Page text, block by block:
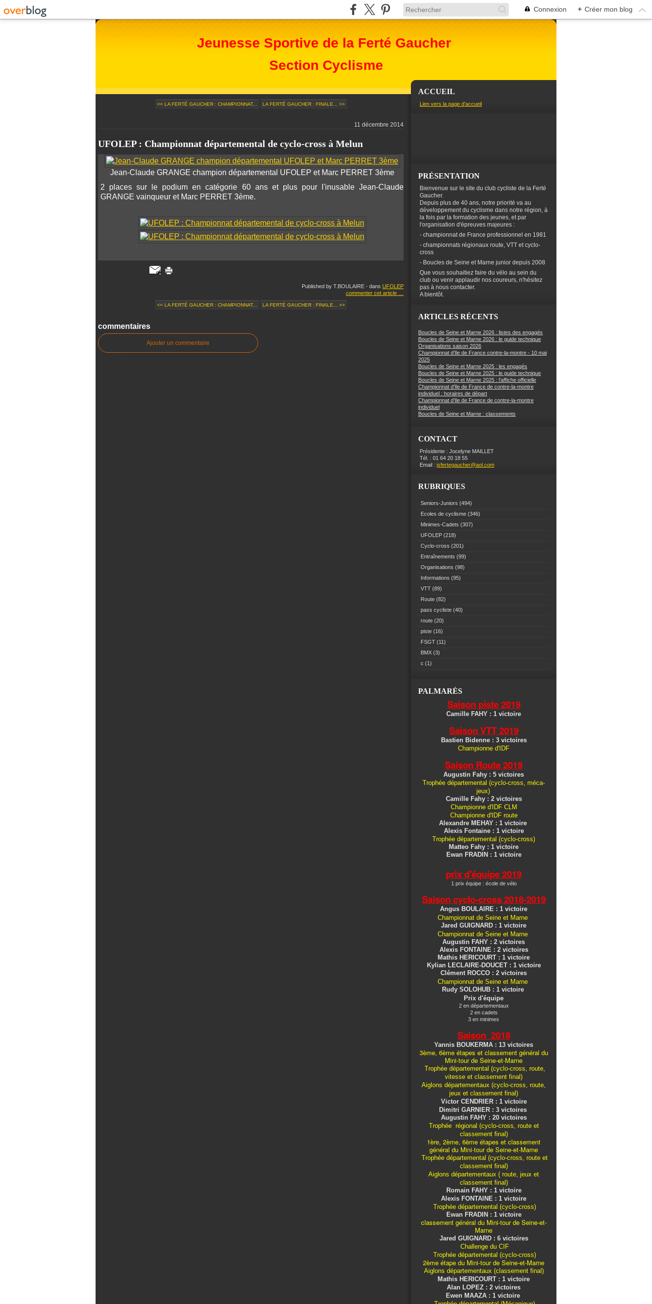
Connexion + Créer mon blog
Jeunesse Sportive de la Ferté Gaucher
Section Cyclisme
<< LA FERTÉ GAUCHER : CHAMPIONNAT... LA FERTÉ GAUCHER : FINALE... >>
11 décembre 2014
UFOLEP : Championnat départemental de cyclo-cross à Melun
Jean-Claude GRANGE champion départemental UFOLEP et Marc PERRET 3ème
2 places sur le podium en catégorie 60 ans et plus pour l'inusable Jean-Claude
GRANGE vainqueur et Marc PERRET 3ème.
Published by T.BOULAIRE - dans UFOLEP
commenter cet article
<< LA FERTÉ GAUCHER : CHAMPIONNAT... LA FERTÉ GAUCHER : FINALE... >>
commentaires
Ajouter un commentaire
ACCUEIL
Lien vers la page d'accueil
PRÉSENTATION
Bienvenue sur le site du club cycliste de la Ferté
Gaucher.
Depuis plus de 40 ans, notre priorité va au
développement du cyclisme dans notre région, à
la fois par la formation des jeunes, et par
l'organisation d'épreuves majeures :
- championnat de France professionnel en 1981
- championnats régionaux route, VTT et cyclo-
cross
- Boucles de Seine et Marne junior depuis 2008
Que vous souhaitiez faire du vélo au sein du
club ou venir applaudir nos coureurs, n'hésitez
pas à nous contacter.
A bientôt.
ARTICLES RÉCENTS
Boucles de Seine et Marne 2026 : listes des engagés
Boucles de Seine et Marne 2026 : le guide technique
Organisations saison 2026
Championnat d’Ile de France contre-la-montre - 10 mai
2025
Boucles de Seine et Marne 2025 : les engagés
Boucles de Seine et Marne 2025 : le guide technique
Boucles de Seine et Marne 2025 : l’affiche officielle
Championnat d’Ile de France de contre-la-montre
individuel : horaires de départ
Championnat d’Ile de France de contre-la-montre
individuel
Boucles de Seine et Marne : classements
CONTACT
Présidente : Jocelyne MAILLET
Tél. : 01 64 20 18 55
Email : jsfertegaucher@aol.com
RUBRIQUES
Seniors-Juniors (494)
Ecoles de cyclisme (346)
Minimes-Cadets (307)
UFOLEP (218)
Cyclo-cross (201)
Entraînements (99)
Organisations (98)
Informations (95)
VTT (89)
Route (82)
pass cycliste (40)
route (20)
piste (16)
FSGT (11)
BMX (3)
c (1)
PALMARÈS
Saison piste 2019
Camille FAHY : 1 victoire
Saison VTT 2019
Bastien Bidenne : 3 victoires
Championne d'IDF
Saison Route 2019
Augustin Fahy : 5 victoires
Trophée départemental (cyclo-cross, méca-
jeux)
Camille Fahy : 2 victoires
Championne d'IDF CLM
Championne d'IDF route
Alexandre MEHAY : 1 victoire
Alexis Fontaine : 1 victoire
Trophée départemental (cyclo-cross)
Matteo Fahy : 1 victoire
Ewan FRADIN : 1 victoire
prix d'équipe 2019
1 prix équipe : école de vélo
Saison cyclo-cross2018-2019
Angus BOULAIRE : 1 victoire
Championnat de Seine et Marne
Jared GUIGNARD : 1 victoire
Championnat de Seine et Marne
Augustin FAHY : 2 victoires
Alexis FONTAINE : 2 victoires
Mathis HERICOURT : 1 victoire
Kylian LECLAIRE-DOUCET : 1 victoire
Clément ROCCO : 2 victoires
Championnat de Seine et Marne
Rudy SOLOHUB : 1 victoire
Prix d'équipe
2 en départementaux
2 en cadets
3 en minimes
Saison 2018
Yannis BOUKERMA : 13 victoires
3ème, 6ème étapes et classement général du
Mini-tour de Seine-et-Marne
Trophée départemental (cyclo-cross, route,
vitesse et classement final)
Aiglons départementaux (cyclo-cross, route,
jeux et classement final)
Victor CENDRIER : 1 victoire
Dimitri GARNIER : 3 victoires
Augustin FAHY : 20 victoires
Trophée régional (cyclo-cross, route et
classement final)
1ère, 2ème, 6ème étapes et classement
général du Mini-tour de Seine-et-Marne
Trophée départemental (cyclo-cross, route et
classement final)
Aiglons départementaux ( route, jeux et
classement final)
Romain FAHY : 1 victoire
Alexis FONTAINE : 1 victoire
Trophée départemental (cyclo-cross)
Ewan FRADIN : 1 victoire
classement général du Mini-tour de Seine-et-
Marne
Jared GUIGNARD : 6 victoires
Challenge du CIF
Trophée départemental (cyclo-cross)
2ème étape du Mini-tour de Seine-et-Marne
Aiglons départementaux (classement final)
Mathis HERICOURT : 1 victoire
Alan LOPEZ : 2 victoires
Ewen MAAZA : 1 victoire